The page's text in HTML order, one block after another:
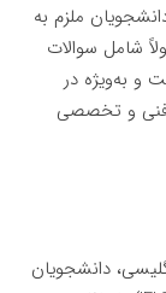
ملزم به
شامل سوالات
و به‌ویژه در
فنی و تخصصی
دانشجویان